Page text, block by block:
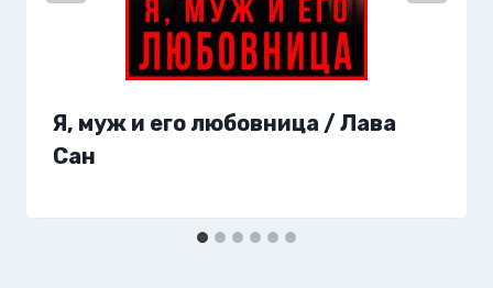
Я, муж и его любовница / Лава
Сан